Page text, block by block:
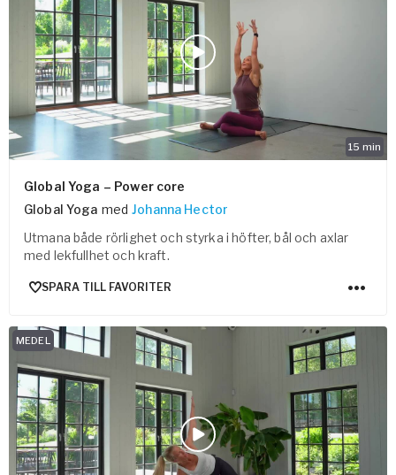
15 min
Global Yoga – Power core
Global Yoga med Johanna Hector
Utmana både rörlighet och styrka i höfter, bål och axlar
med lekfullhet och kraft.
SPARA TILL FAVORITER
MEDEL